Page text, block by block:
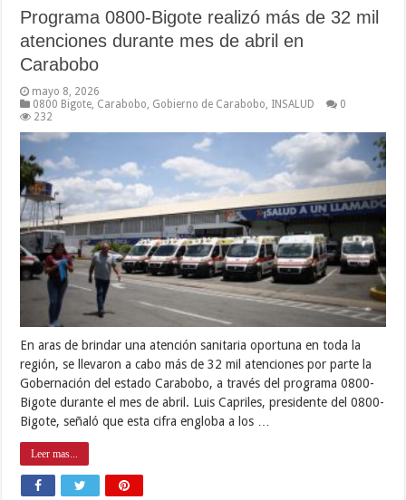
Programa 0800-Bigote realizó más de 32 mil
atenciones durante mes de abril en
Carabobo
mayo 8, 2026
0800 Bigote, Carabobo, Gobierno de Carabobo, INSALUD
0
232
En aras de brindar una atención sanitaria oportuna en toda la
región, se llevaron a cabo más de 32 mil atenciones por parte la
Gobernación del estado Carabobo, a través del programa 0800-
Bigote durante el mes de abril. Luis Capriles, presidente del 0800-
Bigote, señaló que esta cifra engloba a los …
Leer mas...